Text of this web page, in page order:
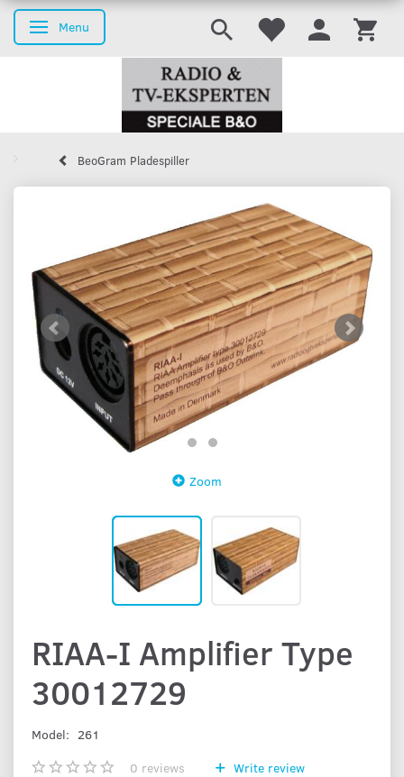
Toggle navigation
Menu
BeoGram Pladespiller
Zoom
RIAA-I Amplifier Type
30012729
Model: 261
0 reviews
Write review